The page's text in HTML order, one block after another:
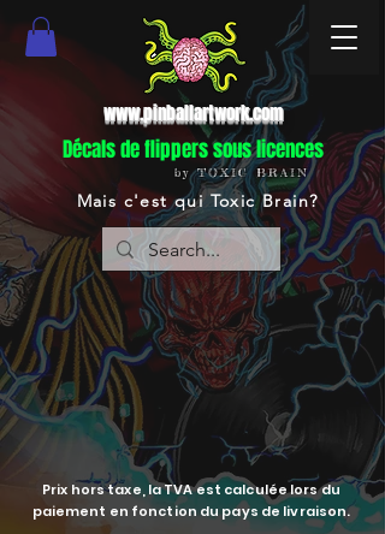
www.pinballartwork.com
Décals de flippers sous licences
by TOXIC BRAIN
Mais c'est qui Toxic Brain?
Prix hors taxe, la TVA est calculée lors du
paiement en fonction du pays de livraison.